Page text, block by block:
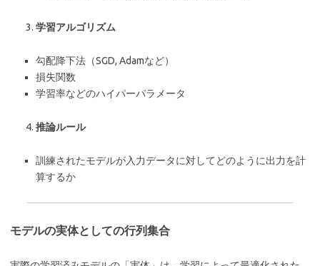
学習アルゴリズム
勾配降下法（SGD, Adamなど）
損失関数
学習率などのハイパーパラメータ
推論ルール
訓練されたモデルが入力データに対してどのように出力を計
算するか
モデルの実体としての行列集合